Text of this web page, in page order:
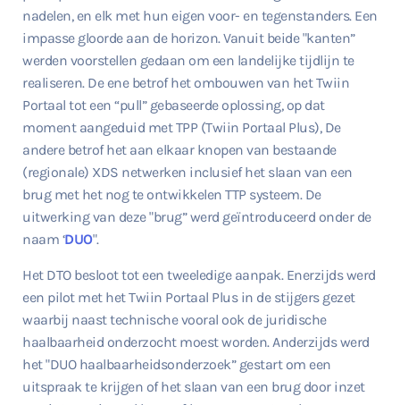
nadelen, en elk met hun eigen voor- en tegenstanders. Een
impasse gloorde aan de horizon. Vanuit beide "kanten”
werden voorstellen gedaan om een landelijke tijdlijn te
realiseren. De ene betrof het ombouwen van het Twiin
Portaal tot een “pull” gebaseerde oplossing, op dat
moment aangeduid met TPP (Twiin Portaal Plus), De
andere betrof het aan elkaar knopen van bestaande
(regionale) XDS netwerken inclusief het slaan van een
brug met het nog te ontwikkelen TTP systeem. De
uitwerking van deze "brug” werd geïntroduceerd onder de
naam ‘DUO".
Het DTO besloot tot een tweeledige aanpak. Enerzijds werd
een pilot met het Twiin Portaal Plus in de stijgers gezet
waarbij naast technische vooral ook de juridische
haalbaarheid onderzocht moest worden. Anderzijds werd
het "DUO haalbaarheidsonderzoek” gestart om een
uitspraak te krijgen of het slaan van een brug door inzet